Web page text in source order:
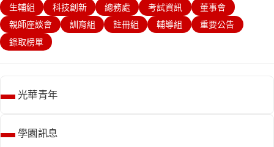
生輔組
科技創新 總務處 考試資訊
董事會
親師座談會
訓育組 註冊組 輔導組
重要公告
錄取榜單
光華青年
學園訊息